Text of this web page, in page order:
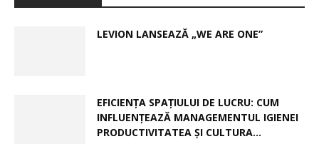
LEVION LANSEAZĂ „WE ARE ONE”
EFICIENȚA SPAȚIULUI DE LUCRU: CUM
INFLUENȚEAZĂ MANAGEMENTUL IGIENEI
PRODUCTIVITATEA ȘI CULTURA...